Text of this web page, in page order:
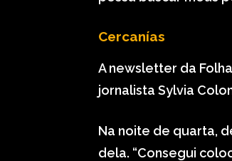
Cercanías
A newsletter da
jornalista Sylvia
Na noite de quarta,
dela. “Consegui